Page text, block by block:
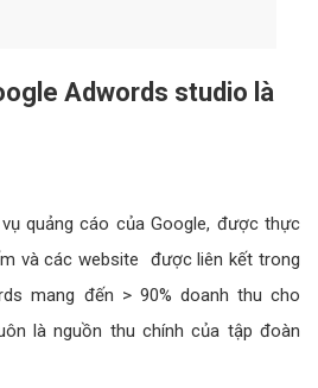
Adwords studio là
quảng cáo của Google, được thực
và các website được liên kết trong
mang đến > 90% doanh thu cho
là nguồn thu chính của tập đoàn